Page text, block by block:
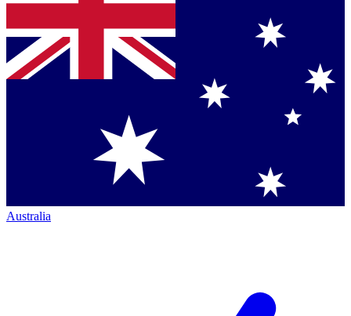
Australia